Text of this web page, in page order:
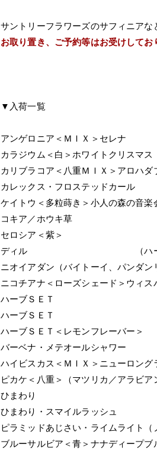
サントリーフラワーズのサフィニア
お取り置き、ご予約等はお受けしてお
▼入荷一覧
アンゲロニア＜ＭＩＸ＞セレナ
カラジウム＜白＞ホワイトクリスマス
カリブラコア＜八重ＭＩＸ＞アロハダ
カレックス・フロステッドカール
ケイトウ＜多粒蒔き＞小人の森の音楽
コキア／ホウキ草
セロシア＜紫＞
ディル （ハーブ
ニオイアダン（バイトーイ、パンダン
ニコチアナ＜ローズシェード＞ウィス
ハーブＳＥＴ
ハーブＳＥＴ
ハーブＳＥＴ＜レモンフレーバー＞
バーベナ・メテオールシャワー
ハイビスカス＜ＭＩＸ＞ニューロング
ピカケ＜八重＞（マツリカ／アラビア
ひまわり
ひまわり・スマイルラッシュ
ピラミッドあじさい・ライムライト
ブルーサルビア＜青＞ナナディープブ